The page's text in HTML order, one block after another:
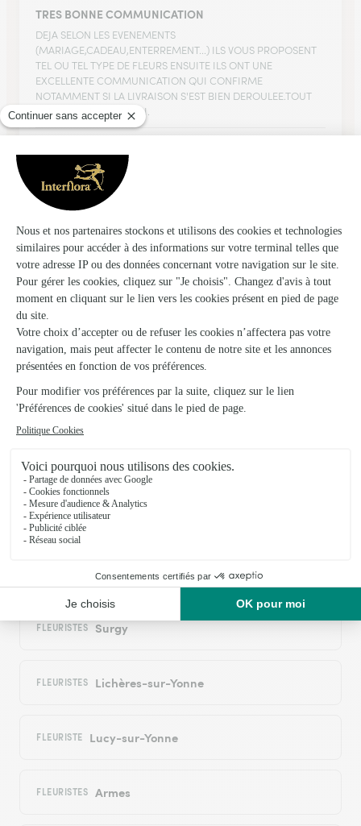
TRES BONNE COMMUNICATION
DEJA SELON LES EVENEMENTS
(MARIAGE,CADEAU,ENTERREMENT...) ILS VOUS PROPOSENT
TEL OU TEL TYPE DE FLEURS ENSUITE ILS ONT UNE
EXCELLENTE COMMUNICATION QUI CONFIRME
NOTAMMENT SI LA LIVRAISON S'EST BIEN DEROULEE.TOUT
EST PARFAIT POUR MOI.
★
★
Aucun retour sur la réalisation de la composition florale
Opération effectuée 100% en numérique. Nous aurions aimé
recevoir une photo de la composition florale. Aussi nous ne
pouvons donné aucun avis sur la qualité du produit. Nous
effectuerons une opération similaire que contraint
03/07/2026
Trustpilot Échantillon d'avis clients fourni via Trustpilot.
les avis de la marque Interflora sur Trustpilot
Livraison de fleurs à Pousseaux et autour
: les villes proches couvertes par le réseau
Interflora
Coulanges-sur-Yonne
FLEURISTES Surgy
FLEURISTES Lichères-sur-Yonne
FLEURISTE Lucy-sur-Yonne
FLEURISTES Armes